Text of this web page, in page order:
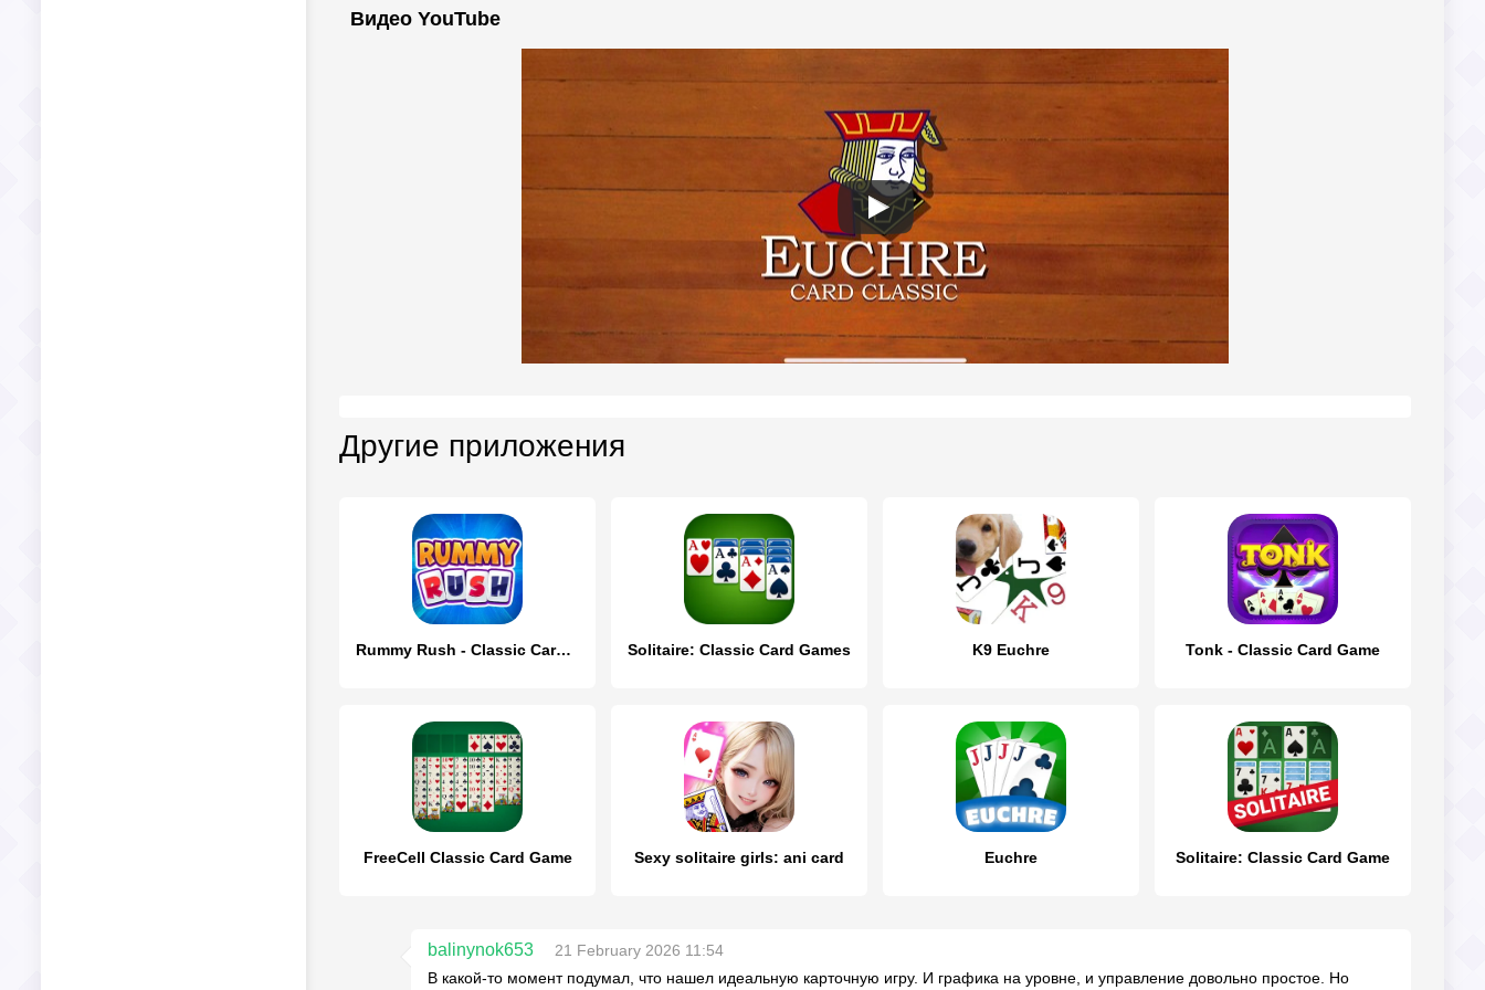
Видео YouTube
Другие приложения
Rummy Rush - Classic Card Game Solitaire: Classic Card Games K9 Euchre Tonk - Classic Card Game
FreeCell Classic Card Game Sexy solitaire girls: ani card Euchre Solitaire: Classic Card Game
balinynok653
21 February 2026 11:54
В какой-то момент подумал, что нашел идеальную карточную игру. И графика на уровне, и управление довольно простое. Но